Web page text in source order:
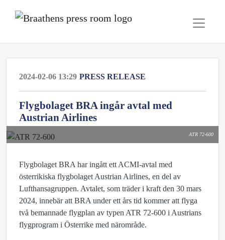
2024-02-06 13:29 PRESS RELEASE
Flygbolaget BRA ingår avtal med
Austrian Airlines
ATR 72-600
Flygbolaget BRA har ingått ett ACMI-avtal med
österrikiska flygbolaget Austrian Airlines, en del av
Lufthansagruppen. Avtalet, som träder i kraft den 30 mars
2024, innebär att BRA under ett års tid kommer att flyga
två bemannade flygplan av typen ATR 72-600 i Austrians
flygprogram i Österrike med närområde.